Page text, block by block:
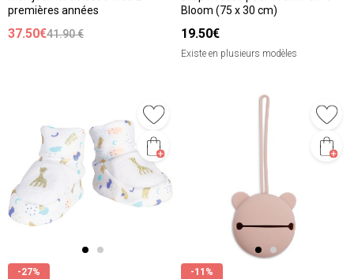
premières années
37.50€41.90 €
Bloom (75 x 30 cm)
19.50€
Existe en plusieurs modèles
-27% -11%